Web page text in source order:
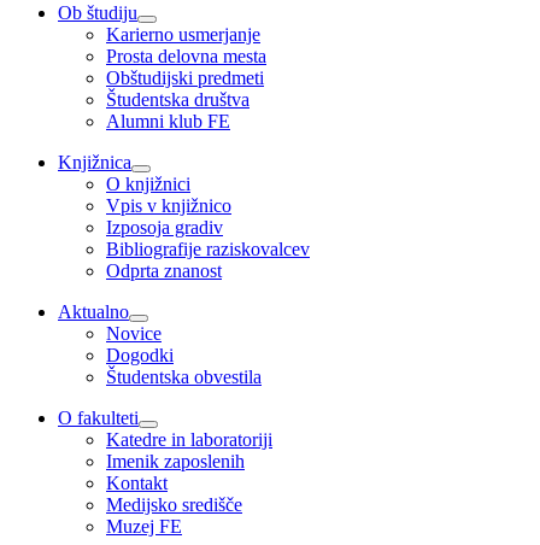
Ob študiju
Karierno usmerjanje
Prosta delovna mesta
Obštudijski predmeti
Študentska društva
Alumni klub FE
Knjižnica
O knjižnici
Vpis v knjižnico
Izposoja gradiv
Bibliografije raziskovalcev
Odprta znanost
Aktualno
Novice
Dogodki
Študentska obvestila
O fakulteti
Katedre in laboratoriji
Imenik zaposlenih
Kontakt
Medijsko središče
Muzej FE